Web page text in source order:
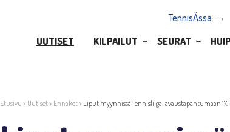
TennisÄssä
UUTISET
KILPAILUT SEURAT
Etusivu > Uutiset> Ennakot> Liput myynnissä Tennisliiga-avaustapahtumaan